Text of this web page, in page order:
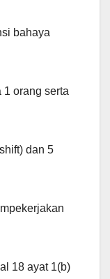
bahaya
orang serta
dan 5
18 ayat 1(b)